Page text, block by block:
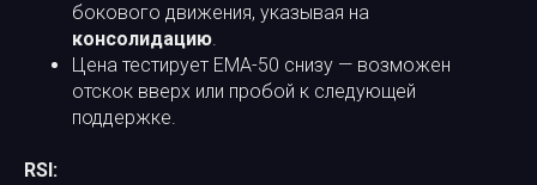
бокового движения, указывая на
консолидацию.
Цена тестирует EMA-50 снизу — возможен
отскок вверх или пробой к следующей
поддержке.
RSI: